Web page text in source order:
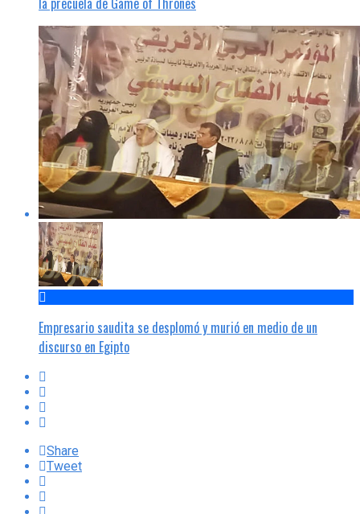
Empresario saudita se desplomó y murió en medio de un
discurso en Egipto
Share
Tweet